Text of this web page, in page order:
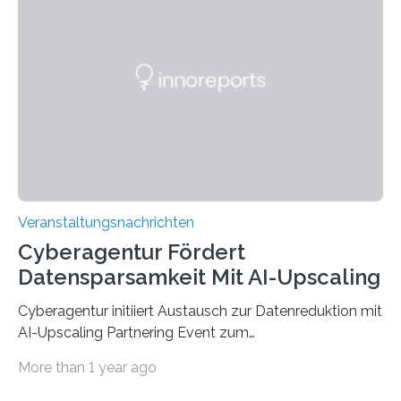
„QUAZAR“ mit insgesamt 1,15 Millionen Euro über vier
Veranstaltungsnachrichten
Cyberagentur Fördert
Datensparsamkeit Mit AI-Upscaling
Cyberagentur initiiert Austausch zur Datenreduktion mit
AI-Upscaling Partnering Event zum
innovative DatenverarbeitungDie Agentur für
More than 1 year ago